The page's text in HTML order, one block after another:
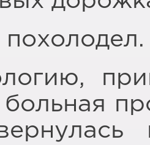
похолодел.